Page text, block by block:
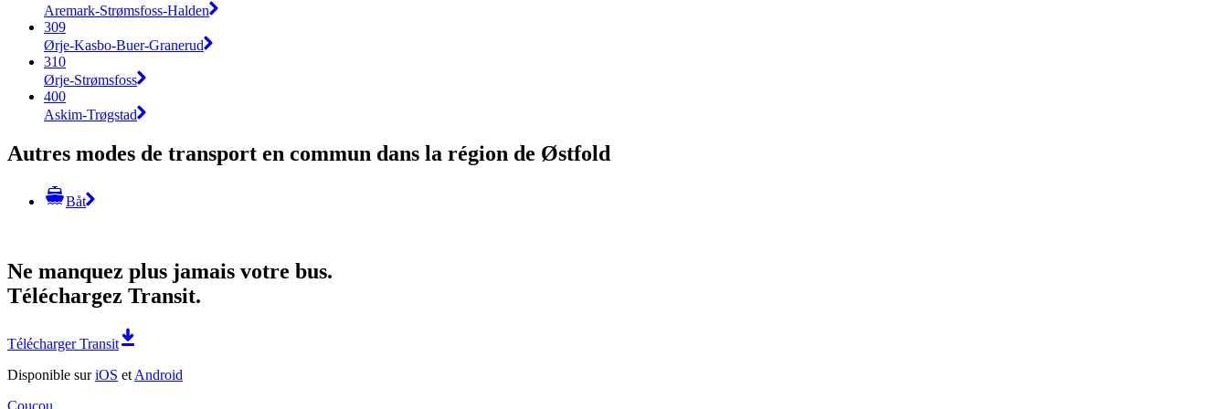
Aremark-Strømsfoss-Halden
309
Ørje-Kasbo-Buer-Granerud
310
Ørje-Strømsfoss
400
Askim-Trøgstad
Autres modes de transport en commun dans la région de Østfold
Båt
Ne manquez plus jamais votre bus.
Téléchargez Transit.
Télécharger Transit
Disponible suriOS et Android
Coucou